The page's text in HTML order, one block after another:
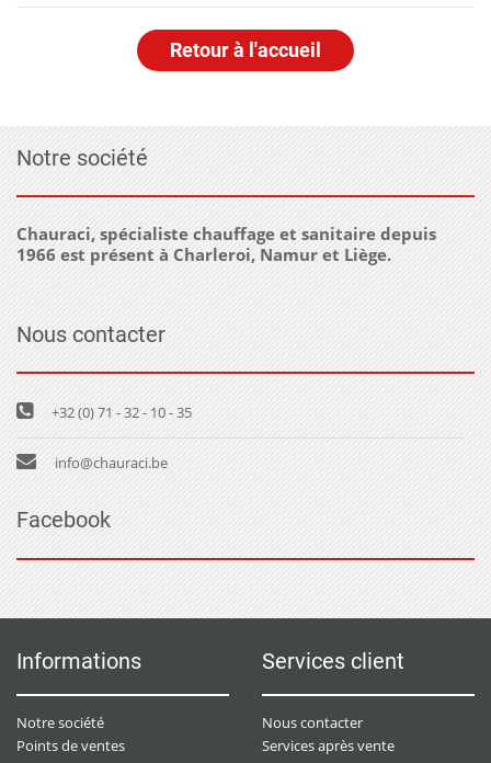
Retour à l'accueil
Notre société
Chauraci, spécialiste chauffage et sanitaire depuis
1966 est présent à Charleroi, Namur et Liège.
Nous contacter
+32 (0) 71 - 32 - 10 - 35
info@chauraci.be
Facebook
Informations
Notre société
Points de ventes
Services client
Nous contacter
Services après vente